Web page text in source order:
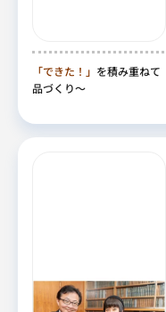
「できた！」 を積み重ねて
品づくり～